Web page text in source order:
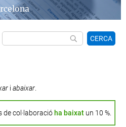
CERCA
i abaixar.
de col·laboració ha baixat un 10 %.